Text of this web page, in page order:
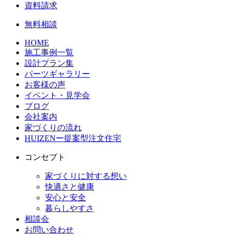
資料請求
無料相談
HOME
施工事例一覧
設計プラン集
パーツギャラリー
お客様の声
イベント・見学会
ブログ
会社案内
家づくりの流れ
HUIZENー提案型注文住宅
コンセプト
家づくりに対する想い
快適さと健康
安心と安全
暮らしやすさ
相談会
お問い合わせ